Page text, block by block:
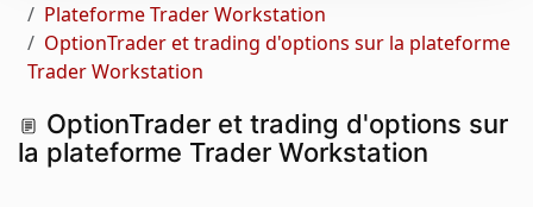
Plateforme Trader Workstation
OptionTrader et trading d'options sur la plateforme
Trader Workstation
OptionTrader et trading d'options sur
la plateforme Trader Workstation